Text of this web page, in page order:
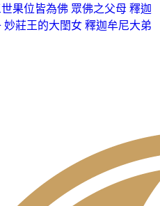
果位皆為佛 眾佛之父母 釋迦
莊王的大閨女 釋迦牟尼大弟